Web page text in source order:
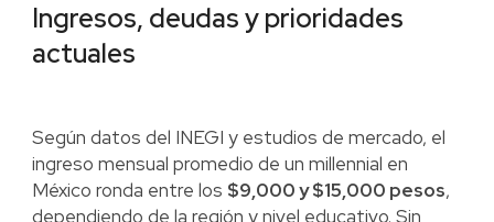
Ingresos, deudas y prioridades
actuales
Según datos del INEGI y estudios de mercado, el
ingreso mensual promedio de un millennial en
México ronda entre los $9,000 y $15,000 pesos,
dependiendo de la región y nivel educativo. Sin